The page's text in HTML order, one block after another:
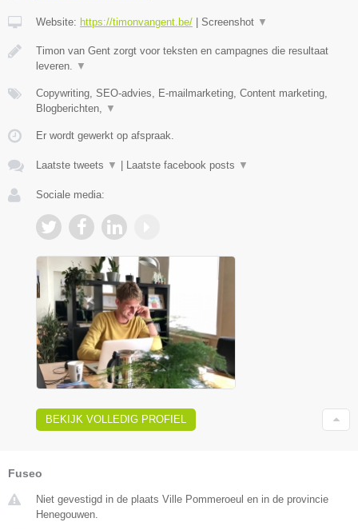
Website: https://timonvangent.be/ Screenshot ▼
Timon van Gent zorgt voor teksten en campagnes die resultaat
leveren. ▼
Copywriting, SEO-advies, E-mailmarketing, Content marketing,
Blogberichten, ▼
Er wordt gewerkt op afspraak.
Laatste tweets ▼ Laatste facebook posts ▼
Sociale media:
BEKIJK VOLLEDIG PROFIEL
Fuseo
Niet gevestigd in de plaats Ville Pommeroeul en in de provincie
Henegouwen.